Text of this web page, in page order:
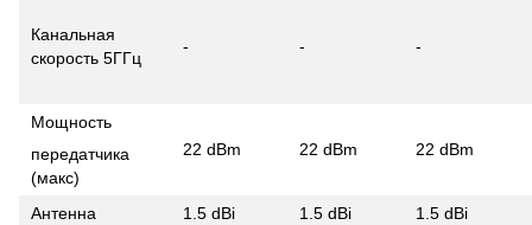
Канальная
скорость 5ГГц
- - -
Мощность
передатчика
(макс)
22 dBm 22 dBm 22 dBm
Антенна 1.5 dBi 1.5 dBi
1.5 dBi